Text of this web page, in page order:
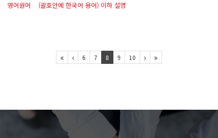
영어원어 (괄호안에 한국어 용어) 이하 설명
6 7 8 9 10